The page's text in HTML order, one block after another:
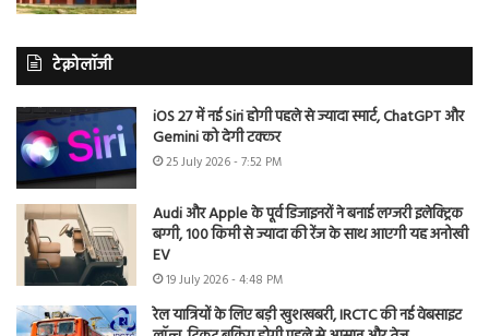
टेक्नोलॉजी
iOS 27 में नई Siri होगी पहले से ज्यादा स्मार्ट, ChatGPT और
Gemini को देगी टक्कर
25 July 2026 - 7:52 PM
Audi और Apple के पूर्व डिजाइनरों ने बनाई लग्जरी इलेक्ट्रिक
बग्गी, 100 किमी से ज्यादा की रेंज के साथ आएगी यह अनोखी
EV
19 July 2026 - 4:48 PM
रेल यात्रियों के लिए बड़ी खुशखबरी, IRCTC की नई वेबसाइट